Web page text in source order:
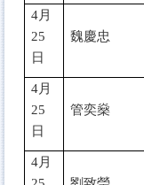
4月
25
日
魏慶忠
4月
25
日
管奕燊
4月